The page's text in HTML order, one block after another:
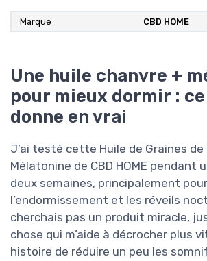
Marque CBD HOME
Une huile chanvre +
pour mieux dormir :
donne en vrai
J’ai testé cette Huile de Graines de
Mélatonine de CBD HOME pendant
deux semaines, principalement
l’endormissement et les réveils
cherchais pas un produit miracle,
chose qui m’aide à décrocher plus
histoire de réduire un peu les